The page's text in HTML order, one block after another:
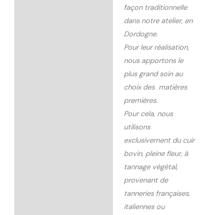
façon traditionnelle
dans notre atelier, en
Dordogne.
Pour leur réalisation,
nous apportons le
plus grand soin au
choix des matières
premières.
Pour cela, nous
utilisons
exclusivement du cuir
bovin, pleine fleur, à
tannage végétal,
provenant de
tanneries françaises,
italiennes ou